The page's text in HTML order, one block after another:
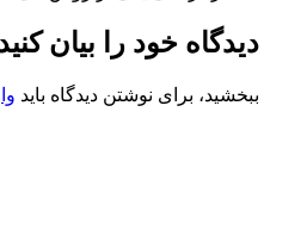
دیدگاه خود را بیان
ببخشید، برای نوشتن دیدگاه باید